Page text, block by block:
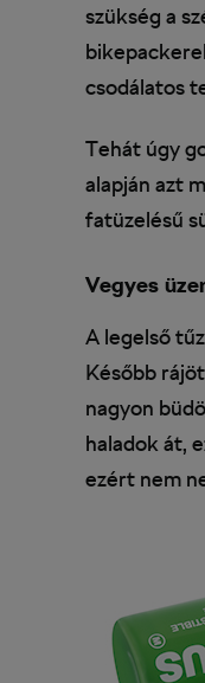
szükség a
csodálatos
Tehát úgy
alapján azt
fatüzelésű
Vegyes
A legelső
Később
nagyon
haladok át,
ezért nem